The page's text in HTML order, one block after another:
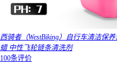
西骑者（WestBiking）自行车清洁保
蜡 中性飞轮链条清洗剂
100条评价